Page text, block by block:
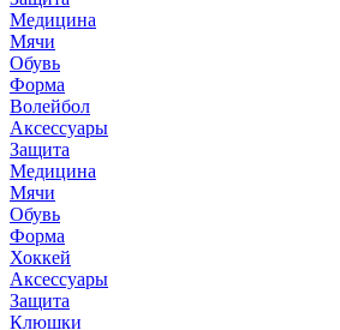
Медицина
Мячи
Обувь
Форма
Волейбол
Аксессуары
Защита
Медицина
Мячи
Обувь
Форма
Хоккей
Аксессуары
Защита
Клюшки